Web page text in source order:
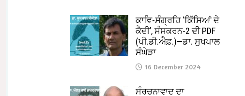
ਕਾਵਿ-ਸੰਗ੍ਰਹਿ ‘ਕਿੱਸਿਆਂ ਦੇ
ਕੈਦੀ’, ਸੰਸਕਰਨ-2 ਦੀ PDF
(ਪੀ.ਡੀ.ਐਫ਼.)—ਡਾ. ਸੁਖਪਾਲ
ਸੰਘੇੜਾ
16 December 2024
ਸੰਰਚਨਾਵਾਦ ਦਾ